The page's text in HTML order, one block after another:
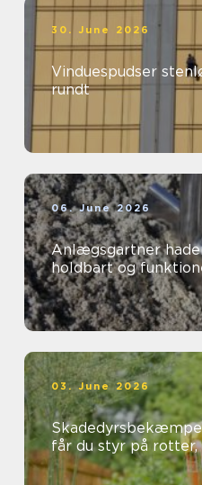
30. June 2026
Vinduespudser stenløse klar
rundt
06. June 2026
Anlægsgartner haderslev sådan
holdbart og
03. June 2026
Skadedyrsbekæmpelse
får du styr på rotter,